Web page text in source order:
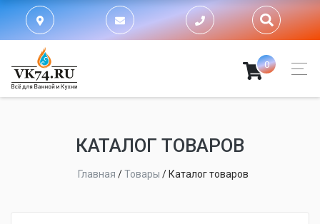
0
КАТАЛОГ ТОВАРОВ
Главная /Товары / Каталог товаров